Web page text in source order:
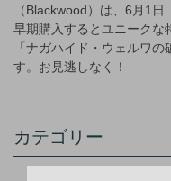
（Blackwood）は、6月1日
早期購入するとユニークな
「ナガハイド・ウェルワ
す。お見逃しなく！
カテゴリー